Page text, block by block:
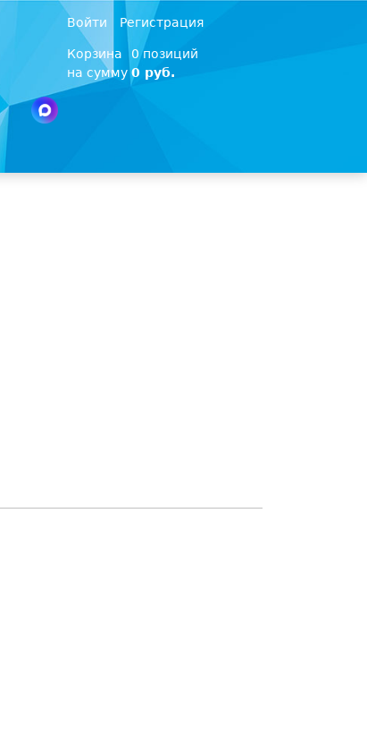
Войти Регистрация
Корзина
0 позиций
на сумму 0 руб.